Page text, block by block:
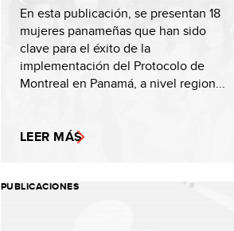
En esta publicación, se presentan 18
mujeres panameñas que han sido
clave para el éxito de la
implementación del Protocolo de
Montreal en Panamá, a nivel region...
LEER MÁS
PUBLICACIONES